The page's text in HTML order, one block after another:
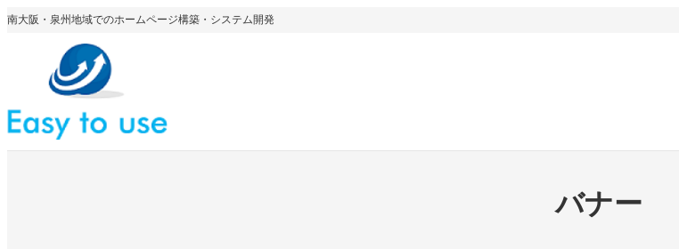
内
ッ
プ
南大阪・泉州地域でのホームページ構築・システム開発
バナー